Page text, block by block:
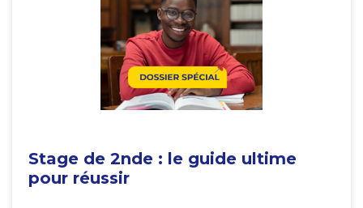
Stage de 2nde : le guide ultime
pour réussir